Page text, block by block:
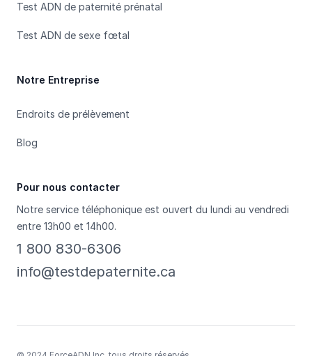
Test ADN de paternité prénatal
Test ADN de sexe fœtal
Notre Entreprise
Endroits de prélèvement
Blog
Pour nous contacter
Notre service téléphonique est ouvert du lundi au vendredi
entre 13h00 et 14h00.
1 800 830-6306
info@testdepaternite.ca